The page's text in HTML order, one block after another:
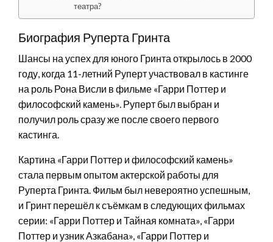
театра?
Биография Руперта Гринта
Шансы на успех для юного Гринта открылось в 2000
году, когда 11-летний Руперт участвовал в кастинге
на роль Рона Висли в фильме «Гарри Поттер и
философский камень». Руперт был выбран и
получил роль сразу же после своего первого
кастинга.
Картина «Гарри Поттер и философский камень»
стала первым опытом актерской работы для
Руперта Гринта. Фильм был невероятно успешным,
и Гринт перешёл к съёмкам в следующих фильмах
серии: «Гарри Поттер и Тайная комната», «Гарри
Поттер и узник Азкабана», «Гарри Поттер и